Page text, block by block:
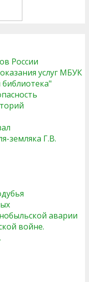
России
услуг МБУК
земляка Г.В.
аварии
войне.